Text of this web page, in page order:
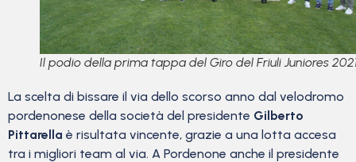
Il podio della prima tappa del Giro del Friuli Juniores
La scelta di bissare il via dello scorso anno dal velodromo
pordenonese della società del presidente Gilberto
Pittarella è risultata vincente, grazie a una lotta accesa
tra i migliori team al via. A Pordenone anche il presidente